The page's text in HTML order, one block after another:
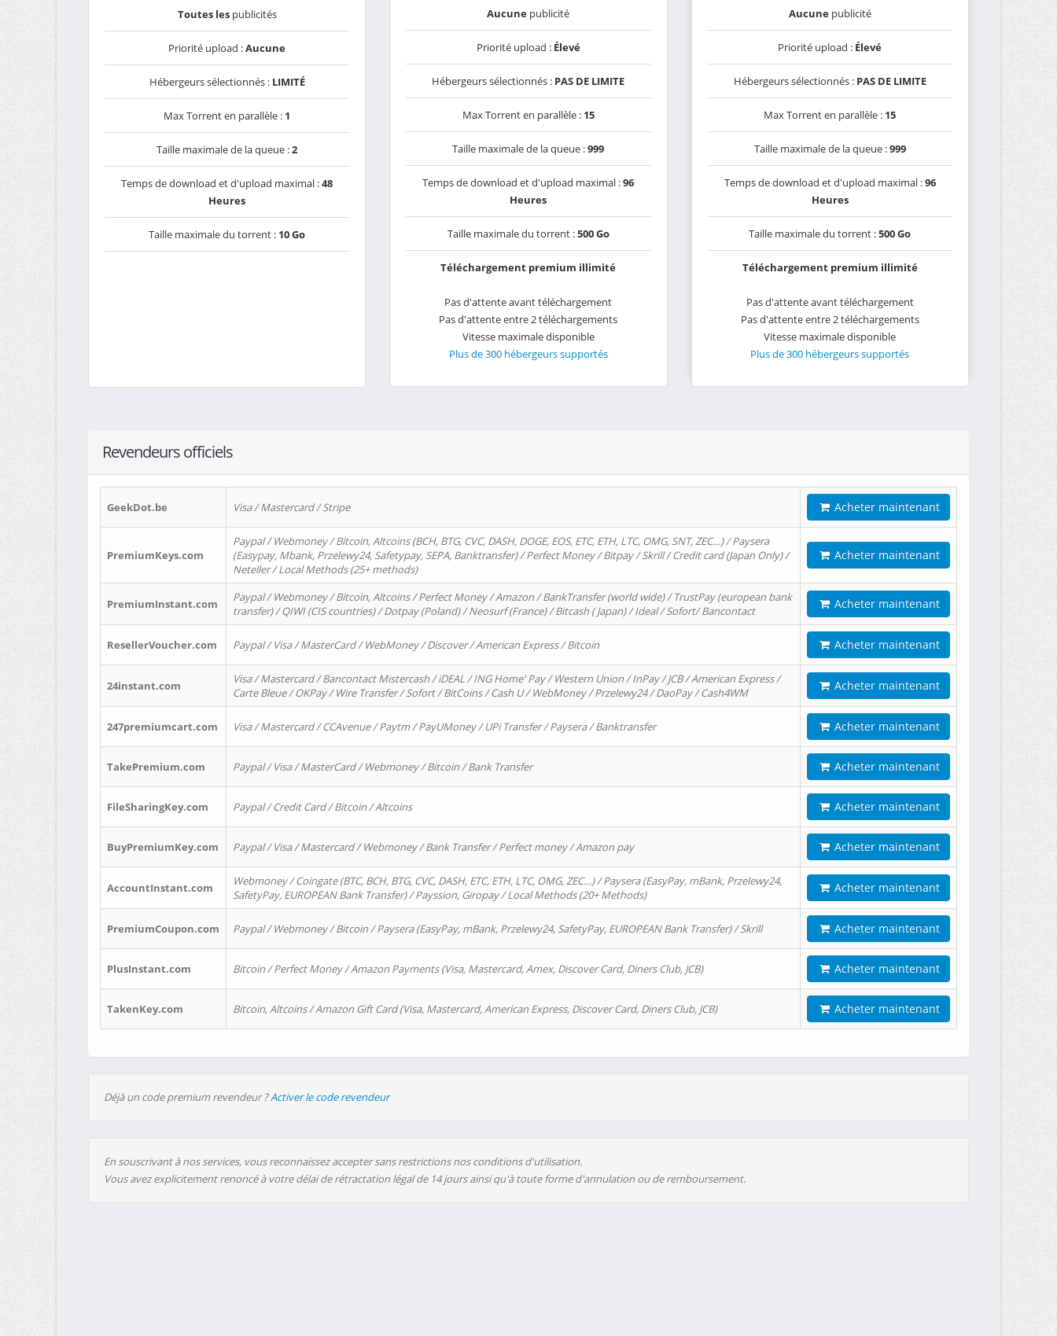
Toutes lespublicités
Priorité upload :Aucune
Hébergeurs sélectionnés : LIMITÉ
Max Torrent en parallèle : 1
Taille maximale de la queue :2
Temps de download et d'upload maximal :48
Heures
Taille maximale du torrent : 10 Go
Aucune publicité
Priorité upload : Élevé
Hébergeurs sélectionnés : PAS DE LIMITE
Max Torrent en parallèle : 15
Taille maximale de la queue :999
Temps de download et d'upload maximal :96
Heures
Taille maximale du torrent :500 Go
Téléchargement premium illimité
Pas d'attente avant téléchargement
Pas d'attente entre 2 téléchargements
Vitesse maximale disponible
Plus de 300 hébergeurs supportés
Aucunepublicité
Priorité upload : Élevé
Hébergeurs sélectionnés : PAS DE LIMITE
Max Torrent en parallèle : 15
Taille maximale de la queue :999
Temps de download et d'upload maximal :96
Heures
Taille maximale du torrent :500 Go
Téléchargement premium illimité
Pas d'attente avant téléchargement
Pas d'attente entre 2 téléchargements
Vitesse maximale disponible
Plus de 300 hébergeurs supportés
Revendeurs officiels
GeekDot.be Visa / Mastercard / Stripe Acheter maintenant
PremiumKeys.com
Paypal / Webmoney / Bitcoin, Altcoins (BCH, BTG, CVC, DASH, DOGE, EOS, ETC, ETH, LTC, OMG, SNT, ZEC…) / Paysera
(Easypay, Mbank, Przelewy24, Safetypay, SEPA, Banktransfer) / Perfect Money / Bitpay / Skrill / Credit card (Japan Only) /
Neteller / Local Methods (25+ methods)
Acheter maintenant
PremiumInstant.com
Paypal / Webmoney / Bitcoin, Altcoins / Perfect Money / Amazon / BankTransfer (world wide) / TrustPay (european bank
transfer) / QIWI (CIS countries) / Dotpay (Poland) / Neosurf (France) / Bitcash ( Japan) / Ideal / Sofort/ Bancontact
Acheter maintenant
ResellerVoucher.com Paypal / Visa / MasterCard / WebMoney / Discover / American Express / Bitcoin Acheter maintenant
24instant.com
Visa / Mastercard / Bancontact Mistercash / iDEAL / ING Home' Pay / Western Union / InPay / JCB / American Express /
Carte Bleue / OKPay / Wire Transfer / Sofort / BitCoins / Cash U / WebMoney / Przelewy24 / DaoPay / Cash4WM
Acheter maintenant
247premiumcart.com Visa / Mastercard / CCAvenue / Paytm / PayUMoney / UPi Transfer / Paysera / Banktransfer Acheter maintenant
TakePremium.com Paypal / Visa / MasterCard / Webmoney / Bitcoin / Bank Transfer Acheter maintenant
FileSharingKey.com Paypal / Credit Card / Bitcoin / Altcoins Acheter maintenant
BuyPremiumKey.com Paypal / Visa / Mastercard / Webmoney / Bank Transfer / Perfect money / Amazon pay Acheter maintenant
AccountInstant.com
Webmoney / Coingate (BTC, BCH, BTG, CVC, DASH, ETC, ETH, LTC, OMG, ZEC…) / Paysera (EasyPay, mBank, Przelewy24,
SafetyPay, EUROPEAN Bank Transfer) / Payssion, Giropay / Local Methods (20+ Methods)
Acheter maintenant
PremiumCoupon.com Paypal / Webmoney / Bitcoin / Paysera (EasyPay, mBank, Przelewy24, SafetyPay, EUROPEAN Bank Transfer) / Skrill Acheter maintenant
PlusInstant.com Bitcoin / Perfect Money / Amazon Payments (Visa, Mastercard, Amex, Discover Card, Diners Club, JCB) Acheter maintenant
TakenKey.com Bitcoin, Altcoins / Amazon Gift Card (Visa, Mastercard, American Express, Discover Card, Diners Club, JCB) Acheter maintenant
Déjà un code premium revendeur ?Activer le code revendeur
En souscrivant à nos services, vous reconnaissez accepter sans restrictions nos conditions d'utilisation.
Vous avez explicitement renoncé à votre délai de rétractation légal de 14 jours ainsi qu'à toute forme d'annulation ou de remboursement.